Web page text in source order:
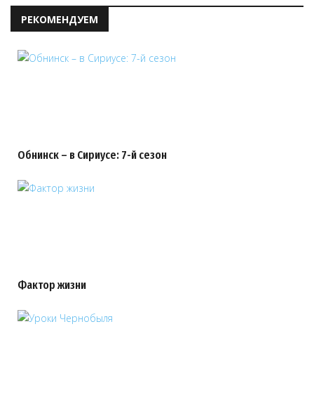
РЕКОМЕНДУЕМ
Обнинск – в Сириусе: 7-й сезон
Фактор жизни